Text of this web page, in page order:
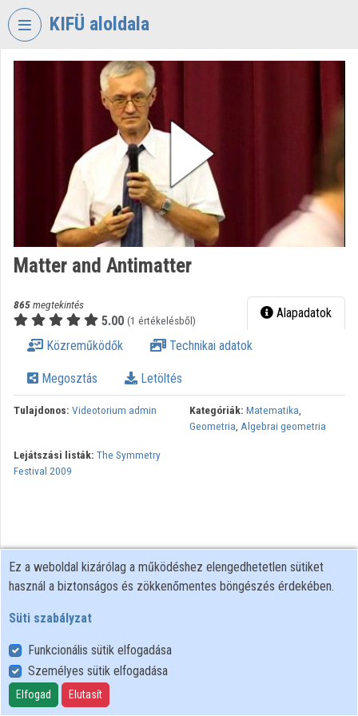
Fejléc kihagyása
KIFÜ aloldala
TORIUM
FEJLESZTÉSI
ÜGYNÖKSÉG
Intézményi kezdőlap
Bejelentkezés
Intézményi felfedezés
Kategóriák
Intézményi listák
Intézmények
Közreműködők
Matter and Antimatter
865megtekintés
5.00 (1 értékelésből) Alapadatok
Közreműködők Technikai adatok
Megosztás Letöltés
Tulajdonos: Videotorium admin Kategóriák: Matematika,
Geometria, Algebrai geometria
Lejátszási listák: The Symmetry
Festival 2009
Felhasználói szabályzat
Adatkezelési tájékoztató
Süti szabályzat
Ez a weboldal kizárólag a működéshez elengedhetetlen sütiket
használ a biztonságos és zökkenőmentes böngészés érdekében.
Süti szabályzat
Funkcionális sütik elfogadása
Személyes sütik elfogadása
Elfogad Elutasít